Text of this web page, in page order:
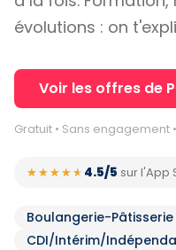
évolutions : on
Voir les offres de
Gratuit • Sans engagement
★★★★★
★★★★★ 4.5/5 sur l'App
Boulangerie-Pâtisserie
CDI/Intérim/